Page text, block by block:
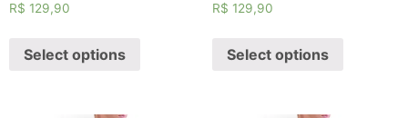
R$ 129,90
Select options
R$ 129,90
Select options